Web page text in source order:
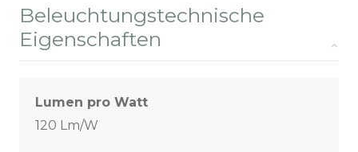
Beleuchtungstechnische
Eigenschaften
Lumen pro Watt
120 Lm/W